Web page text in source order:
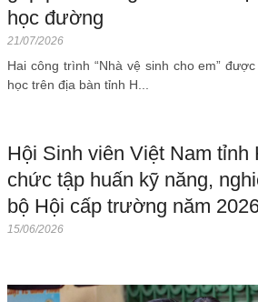
học đường
21/07/2026
Hai công trình “Nhà vệ sinh cho em”
học trên địa bàn tỉnh H...
Hội Sinh viên Việt Nam tỉnh
chức tập huấn kỹ năng,
bộ Hội cấp trường năm
15/06/2026